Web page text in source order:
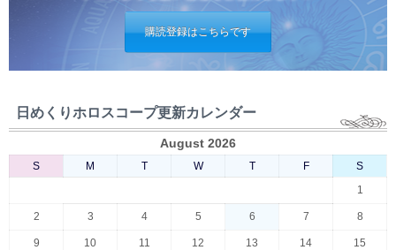
購読登録はこちらです
日めくりホロスコープ更新カレンダー
August 2026
S M T W T F
S
1
2 3 4 5 6 7 8
9 10 11 12 13 14 15